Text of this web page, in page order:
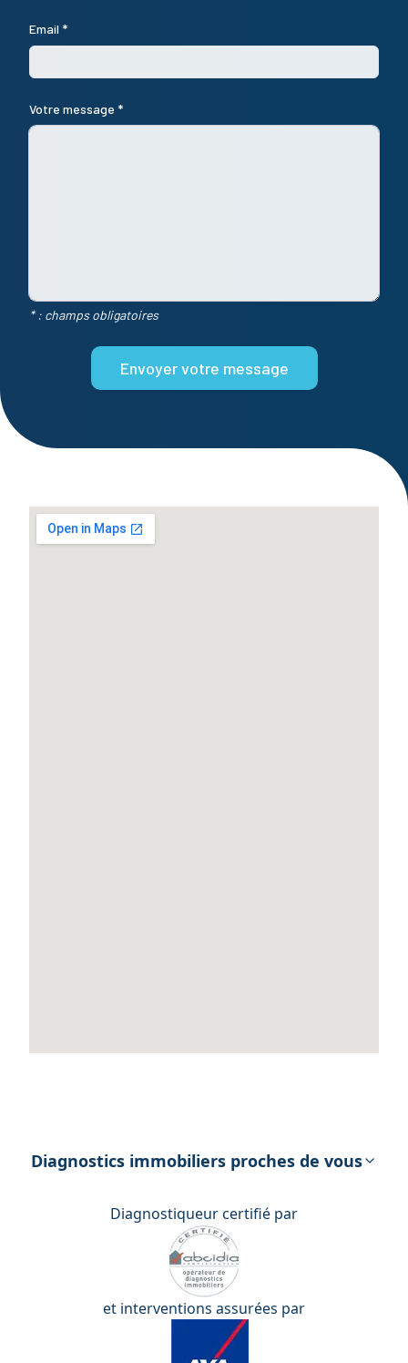
Email *
Votre message *
* : champs obligatoires
Envoyer votre message
Diagnostics immobiliers proches de vous
Diagnostiqueur certifié par
et interventions assurées par